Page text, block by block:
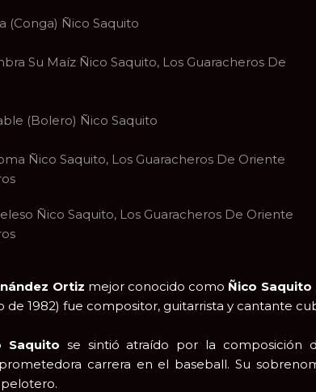
(Conga) Ñico Saquito
Su Maíz Ñico Saquito, Los Guaracheros De
(Bolero) Ñico Saquito
Ñico Saquito, Los Guaracheros De Oriente
Ñico Saquito, Los Guaracheros De Oriente
Ortiz mejor conocido como Ñico Saquito
de 1982) fue compositor, guitarrista y cantante
Saquito se sintió atraído por la composición
carrera en el baseball. Su